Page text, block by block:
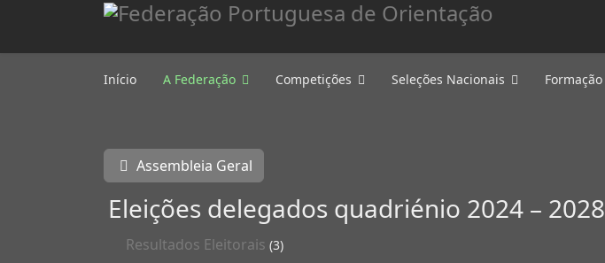
Início A Federação Competições Seleções Nacionais Formação
Assembleia Geral
Eleições delegados quadriénio 2024 – 2028
Resultados Eleitorais (3)